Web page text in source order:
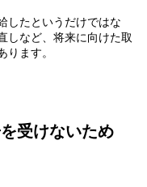
したというだけではな
しなど、将来に向けた取
ります。
受けないため